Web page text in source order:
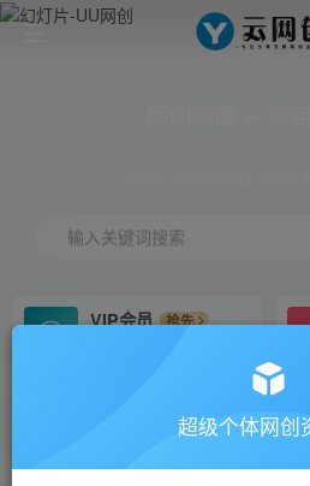
输入关键词搜索
VIP会员
抢先
会员专属推广链接超级个体网创